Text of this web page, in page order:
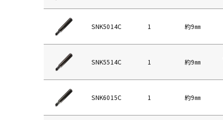
SNK5014C 1 約9㎜
SNK5514C 1 約9㎜
SNK6015C 1 約9㎜